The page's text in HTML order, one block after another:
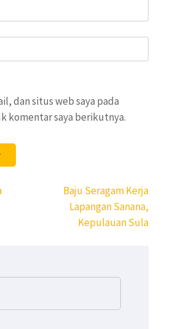
dan situs web saya pada
komentar saya berikutnya.
Baju Seragam Kerja
Lapangan Sanana,
Kepulauan Sula